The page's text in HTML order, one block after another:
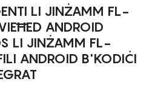
LI JINŻAMM FL-
ANDROID
LI JINŻAMM FL-
ANDROID B'KODIĊI